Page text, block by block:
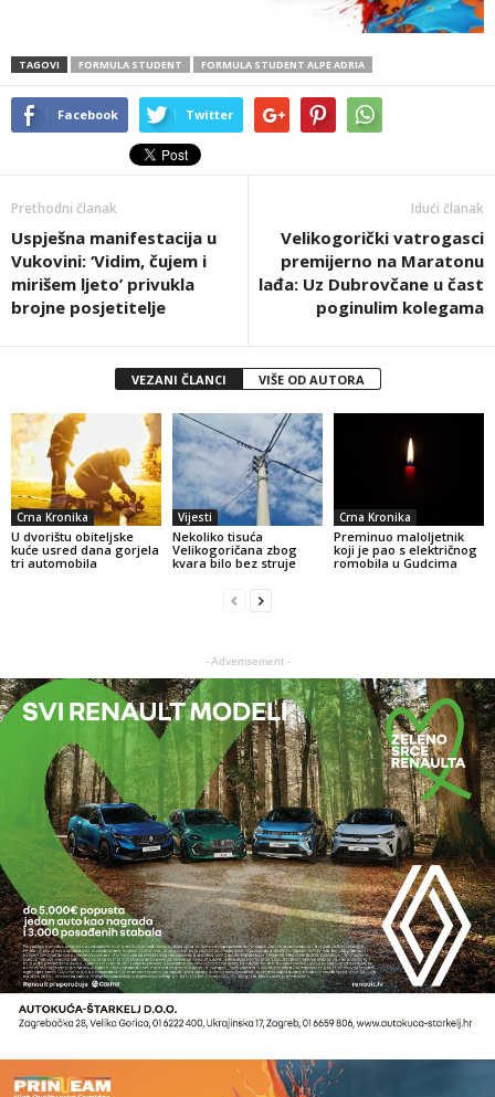
TAGOVI FORMULA STUDENT FORMULA STUDENT ALPE ADRIA
Facebook Twitter
Prethodni članak
Uspješna manifestacija u
Vukovini: ‘Vidim, čujem i
mirišem ljeto’ privukla
brojne posjetitelje
Idući članak
Velikogorički vatrogasci
premijerno na Maratonu
lađa: Uz Dubrovčane u čast
poginulim kolegama
VEZANI ČLANCI VIŠE OD AUTORA
Crna Kronika
U dvorištu obiteljske
kuće usred dana gorjela
tri automobila
Vijesti
Nekoliko tisuća
Velikogoričana zbog
kvara bilo bez struje
Crna Kronika
Preminuo maloljetnik
koji je pao s električnog
romobila u Gudcima
- Advertisement -